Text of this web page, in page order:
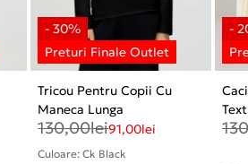
Tricou Pentru Copii Cu
Maneca Lunga
130,00lei91,00lei
Culoare: Ck Black